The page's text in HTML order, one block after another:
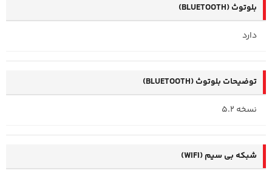
بلوتوث (BLUETOOTH)
دارد
توضیحات بلوتوث (BLUETOOTH)
نسخه 5.2
شبکه بی سیم (WIFI)